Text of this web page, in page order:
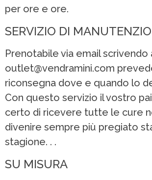
per ore e ore.
SERVIZIO DI
Prenotabile via email scrivendo
outlet@vendramini.com
riconsegna dove e quando lo
Con questo servizio il vostro
certo di ricevere tutte le cure
divenire sempre più pregiato
stagione. . .
SU MISURA